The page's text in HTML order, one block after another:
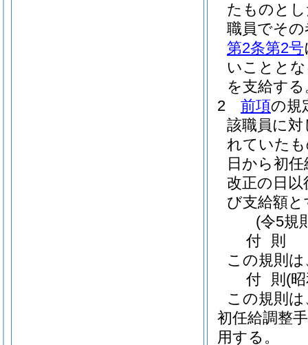
たものと
職員でそ
第2条第2号
いことと
を支給する
2
前項の規
該職員に
れていた
日から初
改正の日
び支給額
(令5規
付 則
この規則
付 則 (
この規則
初任給調整
用する。